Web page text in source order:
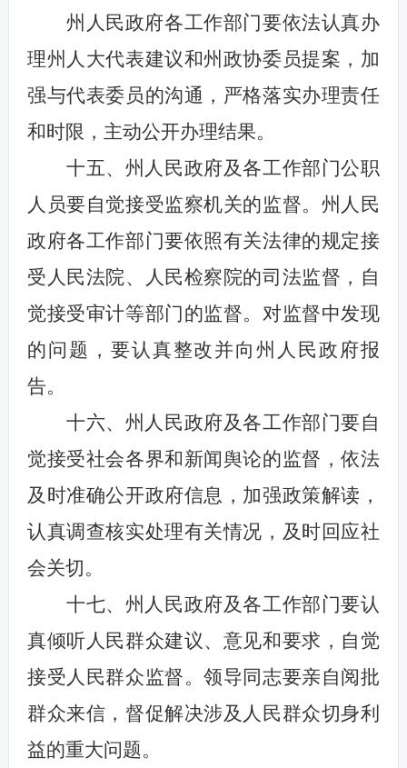
州人民政府各工作部门要依法认真办
理州人大代表建议和州政协委员提案，加
强与代表委员的沟通，严格落实办理责任
和时限，主动公开办理结果。
十五、州人民政府及各工作部门公职
人员要自觉接受监察机关的监督。州人民
政府各工作部门要依照有关法律的规定接
受人民法院、人民检察院的司法监督，自
觉接受审计等部门的监督。对监督中发现
的问题，要认真整改并向州人民政府报
告。
十六、州人民政府及各工作部门要自
觉接受社会各界和新闻舆论的监督，依法
及时准确公开政府信息，加强政策解读，
认真调查核实处理有关情况，及时回应社
会关切。
十七、州人民政府及各工作部门要认
真倾听人民群众建议、意见和要求，自觉
接受人民群众监督。领导同志要亲自阅批
群众来信，督促解决涉及人民群众切身利
益的重大问题。